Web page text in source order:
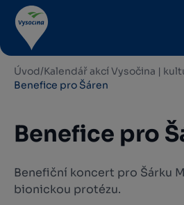
Úvod/Kalendář akcí Vysočina |
Benefice pro Šáren
Benefice pro
Benefiční koncert pro Šárku
bionickou protézu.